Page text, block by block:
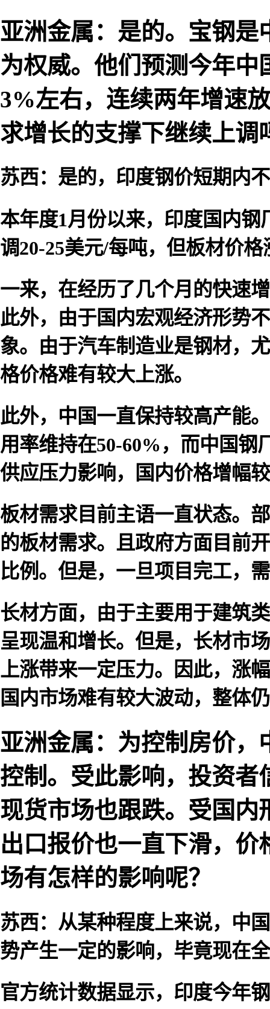
亚洲金属：是的。宝钢是
为权威。他们预测今年
3%左右，连续两年增速
求增长的支撑下继续上调
苏西：是的，印度钢价短期内
本年度1月份以来，印度国内
调20-25美元/每吨，但板材价
一来，在经历了几个月的快速
此外，由于国内宏观经济形势
象。由于汽车制造业是钢材，
格价格难有较大上涨。
此外，中国一直保持较高产能
用率维持在50-60%，而中国钢
供应压力影响，国内价格增幅
板材需求目前主语一直状态。
的板材需求。且政府方面目前
比例。但是，一旦项目完工，
长材方面，由于主要用于建筑
呈现温和增长。但是，长材市
上涨带来一定压力。因此，涨
国内市场难有较大波动，整体
亚洲金属：为控制房价，
控制。受此影响，投资者
现货市场也跟跌。受国内
出口报价也一直下滑，
场有怎样的影响呢？
苏西：从某种程度上来说，中
势产生一定的影响，毕竟现在
官方统计数据显示，印度今年